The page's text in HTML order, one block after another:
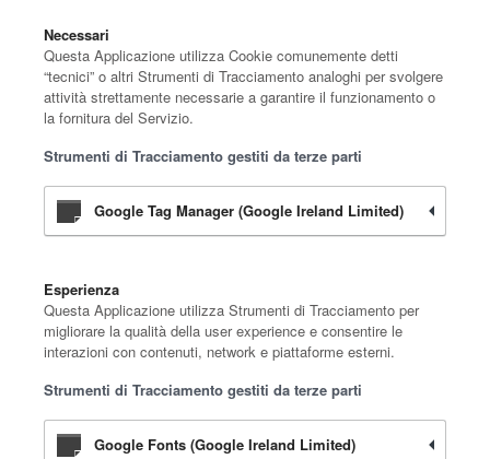
Necessari
Questa Applicazione utilizza Cookie comunemente detti
“tecnici” o altri Strumenti di Tracciamento analoghi per svolgere
attività strettamente necessarie a garantire il funzionamento o
la fornitura del Servizio.
Strumenti di Tracciamento gestiti da terze parti
Google Tag Manager (Google Ireland Limited)
Esperienza
Questa Applicazione utilizza Strumenti di Tracciamento per
migliorare la qualità della user experience e consentire le
interazioni con contenuti, network e piattaforme esterni.
Strumenti di Tracciamento gestiti da terze parti
Google Fonts (Google Ireland Limited)